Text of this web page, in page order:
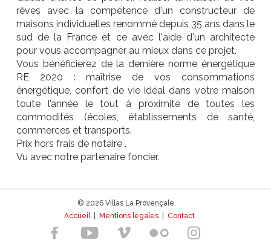
rêves avec la compétence d'un constructeur de
maisons individuelles renommé depuis 35 ans dans le
sud de la France et ce avec l'aide d'un architecte
pour vous accompagner au mieux dans ce projet.
Vous bénéficierez de la dernière norme énergétique
RE 2020 : maîtrise de vos consommations
énergétique, confort de vie idéal dans votre maison
toute l’année le tout à proximité de toutes les
commodités (écoles, établissements de santé,
commerces et transports.
Prix hors frais de notaire .
Vu avec notre partenaire foncier.
© 2026 Villas La Provençale.
Accueil| Mentions légales Contact